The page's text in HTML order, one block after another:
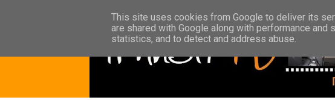
This site uses cookies from Google to deliver its
are shared with Google along with performance
statistics, and to detect and address abuse.